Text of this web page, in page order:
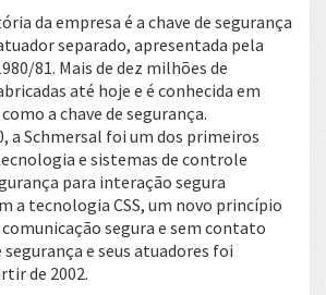
da empresa é a chave de segurança
separado, apresentada pela
81. Mais de dez milhões de
até hoje e é conhecida em
a chave de segurança.
a Schmersal foi um dos primeiros
e sistemas de controle
para interação segura
a tecnologia CSS, um novo princípio
segura e sem contato
e seus atuadores foi
de 2002.